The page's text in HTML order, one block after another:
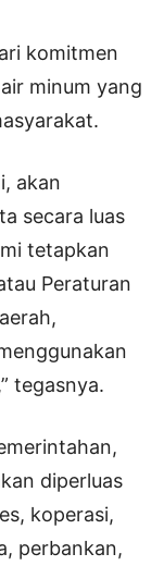
komitmen
minum yang
akan
secara luas
tetapkan
Peraturan
tegasnya.
diperluas
koperasi,
perbankan,